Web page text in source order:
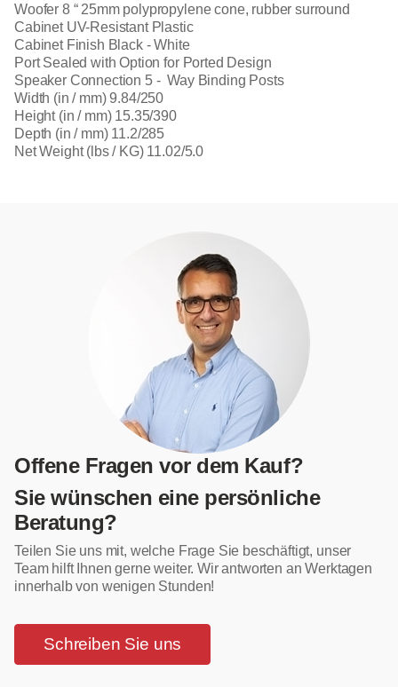
Woofer 8 “ 25mm polypropylene cone, rubber surround
Cabinet UV-Resistant Plastic
Cabinet Finish Black - White
Port Sealed with Option for Ported Design
Speaker Connection 5 - Way Binding Posts
Width (in / mm) 9.84/250
Height (in / mm) 15.35/390
Depth (in / mm) 11.2/285
Net Weight (lbs / KG) 11.02/5.0
Offene Fragen vor dem Kauf?
Sie wünschen eine persönliche
Beratung?
Teilen Sie uns mit, welche Frage Sie beschäftigt, unser
Team hilft Ihnen gerne weiter. Wir antworten an Werktagen
innerhalb von wenigen Stunden!
Schreiben Sie uns